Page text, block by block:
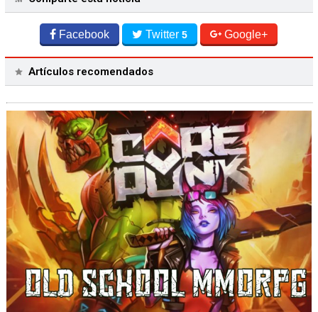
Facebook Twitter5 Google+
Artículos recomendados